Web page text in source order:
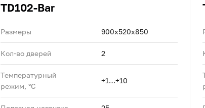
TD102-Bar
Размеры 900x520x850
Кол-во дверей 2
Температурный
режим, °C
+1…+10